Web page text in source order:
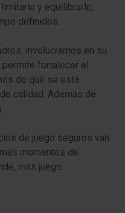
y equilibrarlo,
definidos.
: involucrarnos en su
fortalecer el
de que se está
calidad. Además de
de juego seguros van
momentos de
más juego.